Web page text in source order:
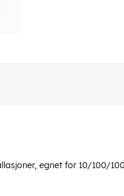
egnet for 10/100/